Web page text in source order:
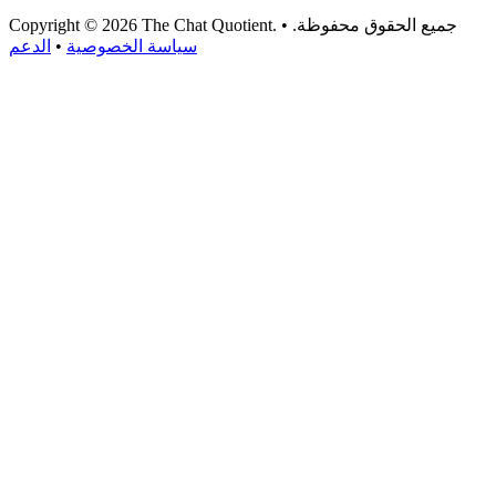
Copyright © 2026 The Chat Quotient. جميع الحقوق محفوظة. •
سياسة الخصوصية • الدعم